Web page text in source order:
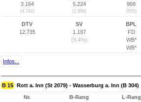
3.164
(4.748)
5.224
(2.856)
968
(555)
DTV
12.735
SV
1.197
(9,4%)
BPL
FD
WB*
WB*
Infos...
B 15 Rott a. Inn (St 2079) - Wasserburg a. Inn (B 304)
Nr.
B-Rang
L-Rang